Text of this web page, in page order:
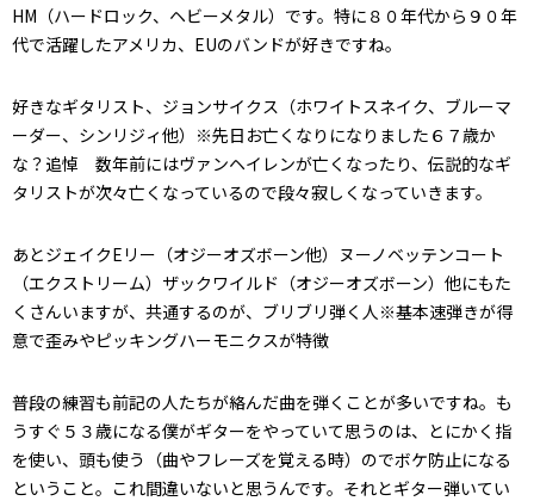
HM（ハードロック、ヘビーメタル）です。特に８０年代から９０年
代で活躍したアメリカ、EUのバンドが好きですね。
好きなギタリスト、ジョンサイクス（ホワイトスネイク、ブルーマ
ーダー、シンリジィ他）※先日お亡くなりになりました６７歳か
な？追悼 数年前にはヴァンヘイレンが亡くなったり、伝説的なギ
タリストが次々亡くなっているので段々寂しくなっていきます。
あとジェイクEリー（オジーオズボーン他）ヌーノベッテンコート
（エクストリーム）ザックワイルド（オジーオズボーン）他にもた
くさんいますが、共通するのが、ブリブリ弾く人※基本速弾きが得
意で歪みやピッキングハーモニクスが特徴
普段の練習も前記の人たちが絡んだ曲を弾くことが多いですね。も
うすぐ５３歳になる僕がギターをやっていて思うのは、とにかく指
を使い、頭も使う（曲やフレーズを覚える時）のでボケ防止になる
ということ。これ間違いないと思うんです。それとギター弾いてい